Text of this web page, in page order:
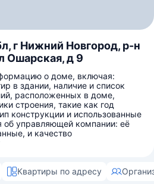
г Нижний Новгород, р-н
Ошарская, д 9
о доме, включая:
в здании, наличие и список
расположенных в доме,
строения, такие как год
конструкции и использованные
управляющей компании: её
и качество
Квартиры по адресу